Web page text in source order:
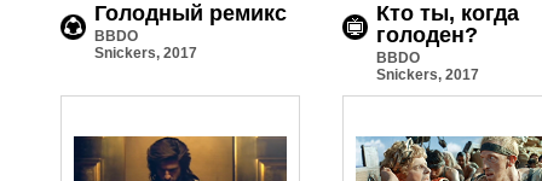
Голодный ремикс
BBDO
Snickers, 2017
Кто ты, когда
голоден?
BBDO
Snickers, 2017